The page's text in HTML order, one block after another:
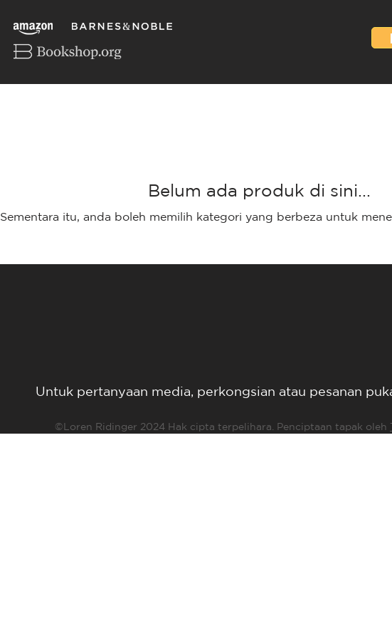
Belum ada produk di sini...
Sementara itu, anda boleh memilih kategori yang berbeza untuk
Untuk pertanyaan media, perkongsian atau pesanan
©Loren Ridinger 2024 Hak cipta terpelihara. Penciptaan tapak oleh